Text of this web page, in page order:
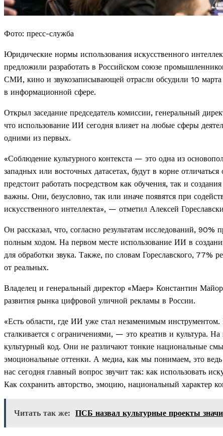
Фото: пресс-служба
Юридические нормы использования искусственного
предложили разработать в Российском союзе
СМИ, кино и звукозаписывающей отрасли обсудили 10
в информационной сфере.
Открыл заседание председатель комиссии, генеральный
что использование ИИ сегодня влияет на любые сферы
одними из первых.
«Соблюдение культурного контекста — это одна из
западных или восточных датасетах, будут в корне
предстоит работать посредством как обучения, так и
важны. Они, безусловно, так или иначе появятся при
искусственного интеллекта», — отметил Алексей
Он рассказал, что, согласно результатам исследований,
полным ходом. На первом месте использование ИИ в
для обработки звука. Также, по словам Гореславского, 77%
от реальных.
Владелец и генеральный директор «Маер» Константин
развития рынка цифровой уличной рекламы в России.
«Есть области, где ИИ уже стал незаменимым
сталкивается с ограничениями, — это креатив и культура.
культурный код. Они не различают тонкие национальные
эмоциональные оттенки. А медиа, как мы понимаем, это
нас сегодня главный вопрос звучит так: как использовать
Как сохранить авторство, эмоцию, национальный характер
Читать так же: ПСБ назвал культурные проекты